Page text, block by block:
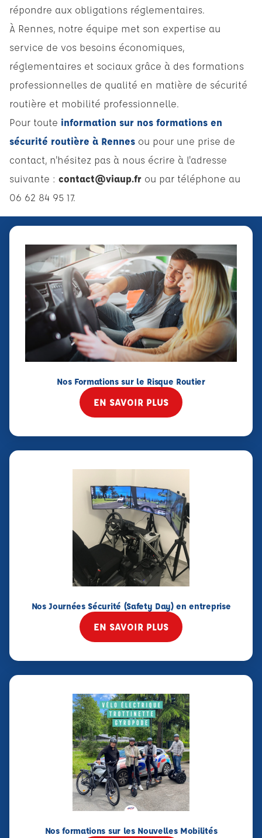
répondre aux obligations réglementaires.
À Rennes, notre équipe met son expertise au
service de vos besoins économiques,
réglementaires et sociaux grâce à des formations
professionnelles de qualité en matière de sécurité
routière et mobilité professionnelle.
Pour toute information sur nos formations en
sécurité routière à Rennes ou pour une prise de
contact, n'hésitez pas à nous écrire à l'adresse
suivante : contact@viaup.fr ou par téléphone au
06 62 84 95 17.
Nos Formations sur le Risque Routier
EN SAVOIR PLUS
Nos Journées Sécurité (Safety Day) en entreprise
EN SAVOIR PLUS
Nos formations sur les Nouvelles Mobilités